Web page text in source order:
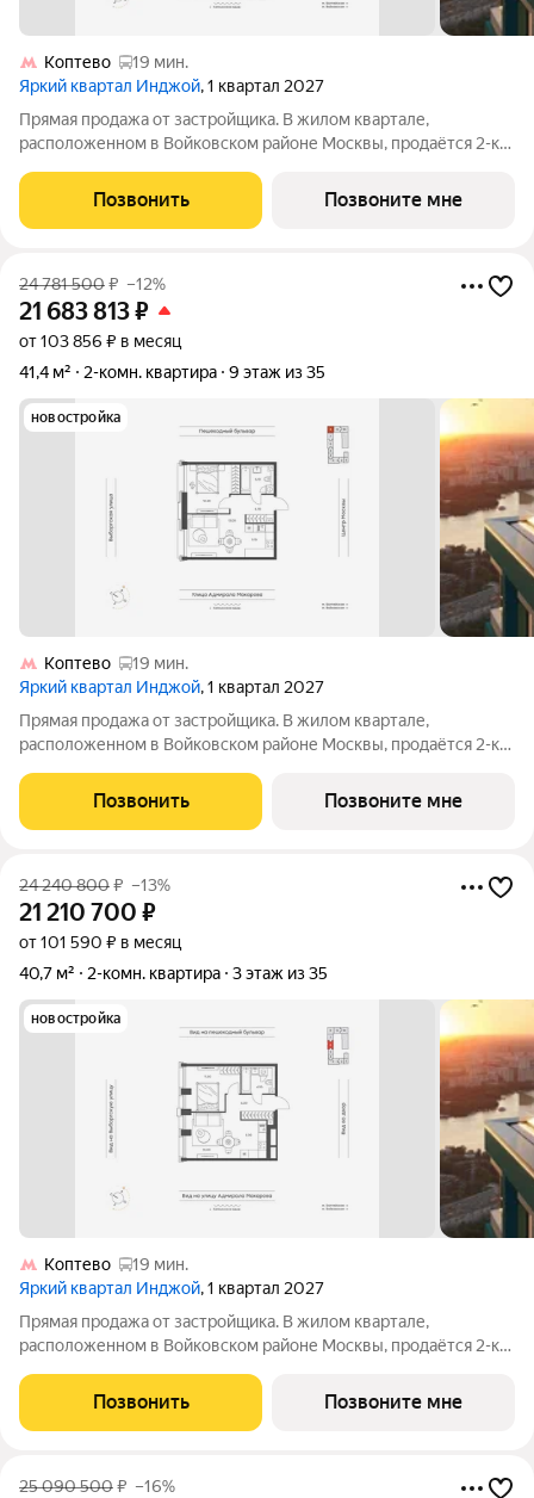
Коптево
19 мин.
Яркий квартал Инджой, 1 квартал 2027
Прямая продажа от застройщика. В жилом квартале,
расположенном в Войковском районе Москвы, продаётся 2-к
расположена на 13 этаже 32-этажного дома, корпус 1, в жилом
квартале бизнес-класса Инджой.
Позвонить Позвоните мне
24 781 500₽ –12%
21 683 813₽
от 103 856 ₽ в месяц
41,4 м²
2-комн. квартира 9 этаж из 35
новостройка
Коптево
19 мин.
Яркий квартал Инджой, 1 квартал 2027
Прямая продажа от застройщика. В жилом квартале,
расположенном в Войковском районе Москвы, продаётся 2-к
расположена на 9 этаже 12-этажного дома, корпус 1, в жилом
квартале бизнес-класса Инджой.
Позвонить Позвоните мне
24 240 800₽ –13%
21 210 700 ₽
от 101 590 ₽ в месяц
40,7 м²
2-комн. квартира 3 этаж из 35
новостройка
Коптево
19 мин.
Яркий квартал Инджой, 1 квартал 2027
Прямая продажа от застройщика. В жилом квартале,
расположенном в Войковском районе Москвы, продаётся 2-к
расположена на 3 этаже 33-этажного дома, корпус 1, в жилом
квартале бизнес-класса Инджой.
Позвонить Позвоните мне
25 090 500₽ –16%